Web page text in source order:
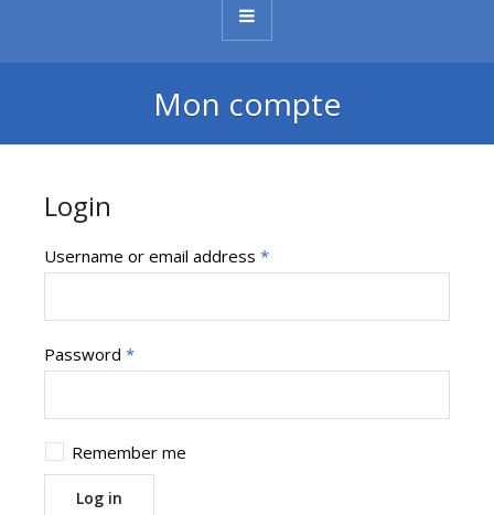
Mon compte
Login
Username or email address*
Password*
Remember me
Log in